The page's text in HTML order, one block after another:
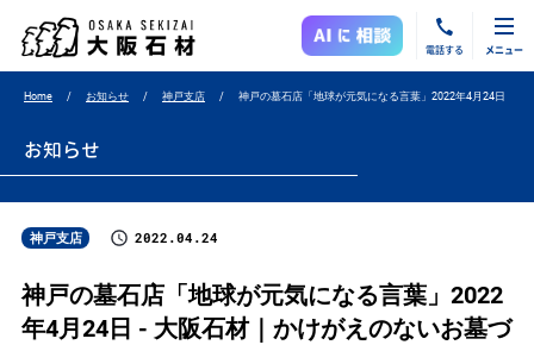
電話する メニュー
Home お知らせ 神戸支店 神戸の墓石店「地球が元気になる言葉」2022年4月24日
お知らせ
神戸支店 2022.04.24
神戸の墓石店「地球が元気になる言葉」2022
年4月24日 - 大阪石材｜かけがえのないお墓づ